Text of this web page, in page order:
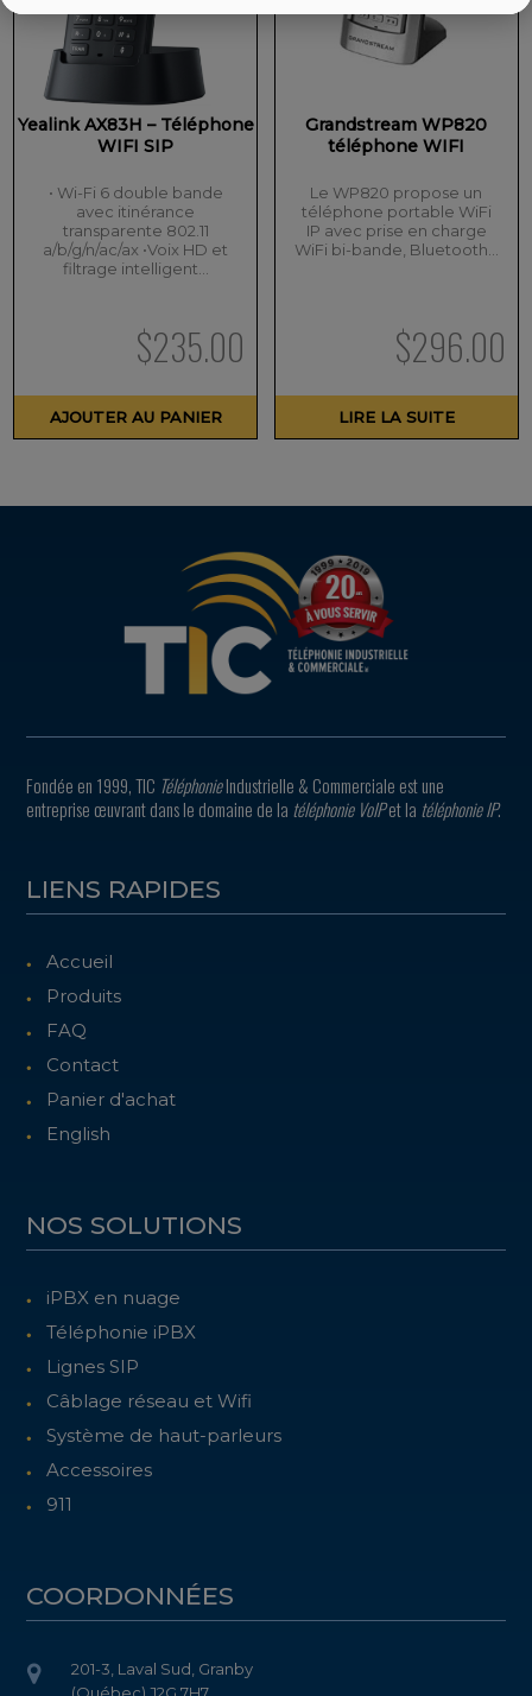
Yealink AX83H – Téléphone
WIFI SIP
• Wi-Fi 6 double bande
avec itinérance
transparente 802.11
a/b/g/n/ac/ax •Voix HD et
filtrage intelligent…
$235.00
AJOUTER AU PANIER
Grandstream WP820
téléphone WIFI
Le WP820 propose un
téléphone portable WiFi
IP avec prise en charge
WiFi bi-bande, Bluetooth…
$296.00
LIRE LA SUITE
Fondée en 1999, TIC TéléphonieIndustrielle & Commerciale est une
entreprise œuvrant dans le domaine de la téléphonie VoIPet la téléphonie IP.
LIENS RAPIDES
Accueil
Produits
FAQ
Contact
Panier d'achat
English
NOS SOLUTIONS
iPBX en nuage
Téléphonie iPBX
Lignes SIP
Câblage réseau et Wifi
Système de haut-parleurs
Accessoires
911
COORDONNÉES
201-3, Laval Sud, Granby
(Québec) J2G 7H7